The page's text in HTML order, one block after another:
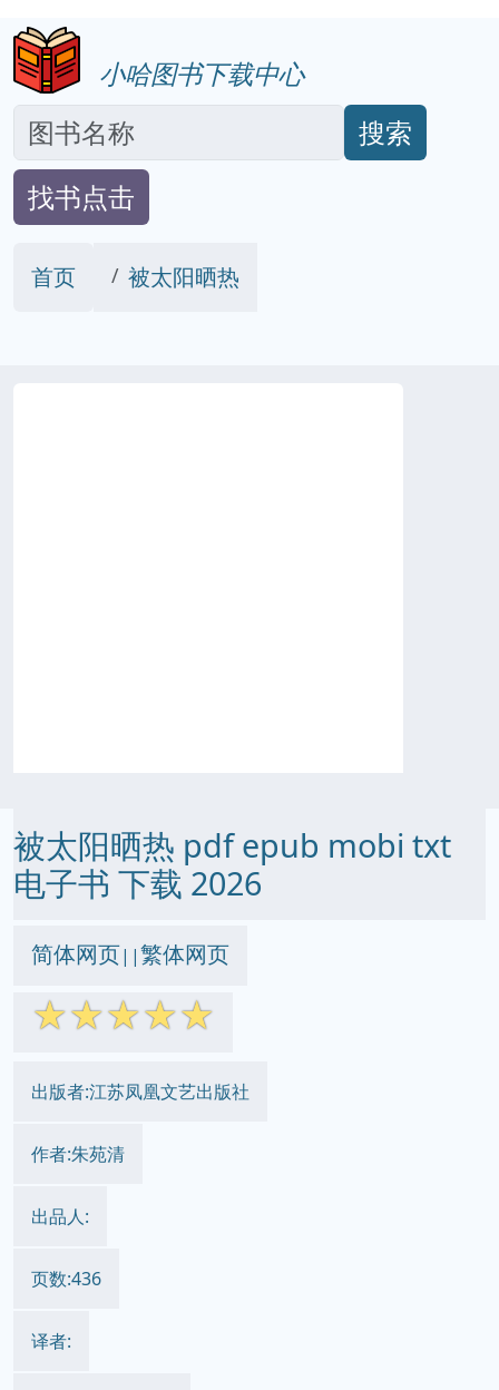
小哈图书下载中心
搜索
找书点击
首页 被太阳晒热
被太阳晒热 pdf epub mobi txt
电子书 下载 2026
简体网页||繁体网页
☆☆☆☆☆
出版者:江苏凤凰文艺出版社
作者:朱苑清
出品人:
页数:436
译者: